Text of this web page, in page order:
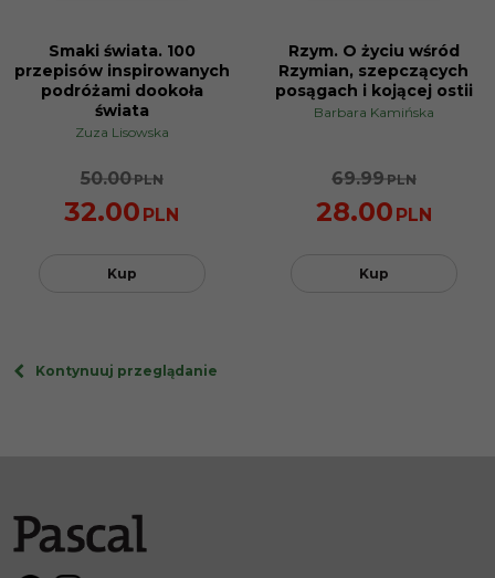
PROMOCJA
Smaki świata. 100
przepisów inspirowanych
podróżami dookoła
świata
Zuza Lisowska
50.00PLN
32.00 PLN
Kup
PROMOCJA
Rzym. O życiu wśród
Rzymian, szepczących
posągach i kojącej ostii
Barbara Kamińska
69.99PLN
28.00 PLN
Kup
Kontynuuj przeglądanie